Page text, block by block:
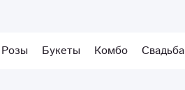
Розы Букеты Комбо Свадьба